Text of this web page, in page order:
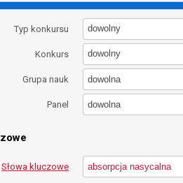
Typ konkursu dowolny
Konkurs dowolny
Grupa nauk dowolna
Panel dowolna
Słowa kluczowe